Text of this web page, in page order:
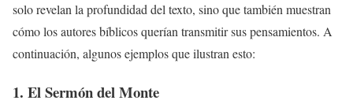
solo revelan la profundidad del texto, sino que también muestran
cómo los autores bíblicos querían transmitir sus pensamientos. A
continuación, algunos ejemplos que ilustran esto:
1. El Sermón del Monte